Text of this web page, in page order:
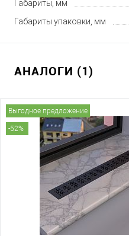
Габариты, мм
Габариты упаковки, мм
АНАЛОГИ (1)
Выгодное предложение
-52%